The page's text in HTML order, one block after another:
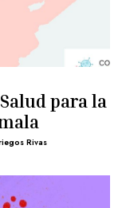
para la
Rivas